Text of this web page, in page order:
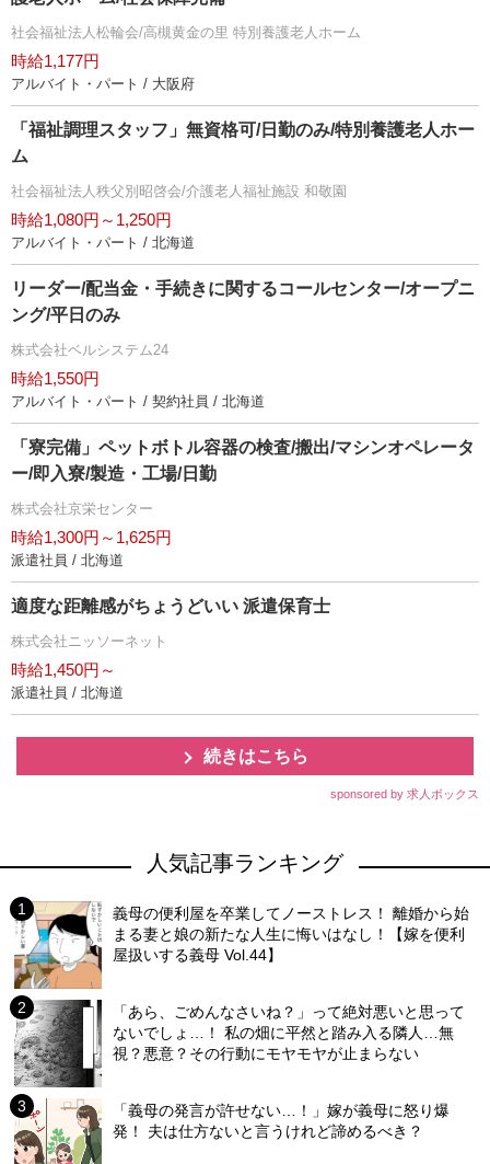
社会福祉法人松輪会/高槻黄金の里 特別養護老人ホーム
時給1,177円
アルバイト・パート / 大阪府
「福祉調理スタッフ」無資格可/日勤のみ/特別養護老人ホー
ム
社会福祉法人秩父別昭啓会/介護老人福祉施設 和敬園
時給1,080円～1,250円
アルバイト・パート / 北海道
リーダー/配当金・手続きに関するコールセンター/オープニ
ング/平日のみ
株式会社ベルシステム24
時給1,550円
アルバイト・パート / 契約社員 / 北海道
「寮完備」ペットボトル容器の検査/搬出/マシンオペレータ
ー/即入寮/製造・工場/日勤
株式会社京栄センター
時給1,300円～1,625円
派遣社員 / 北海道
適度な距離感がちょうどいい 派遣保育士
株式会社ニッソーネット
時給1,450円～
派遣社員 / 北海道
続きはこちら
sponsored by 求人ボックス
人気記事ランキング
義母の便利屋を卒業してノーストレス！ 離婚から始
まる妻と娘の新たな人生に悔いはなし！【嫁を便利
屋扱いする義母 Vol.44】
「あら、ごめんなさいね？」って絶対悪いと思って
ないでしょ…！ 私の畑に平然と踏み入る隣人…無
視？悪意？その行動にモヤモヤが止まらない
「義母の発言が許せない…！」嫁が義母に怒り爆
発！ 夫は仕方ないと言うけれど諦めるべき？